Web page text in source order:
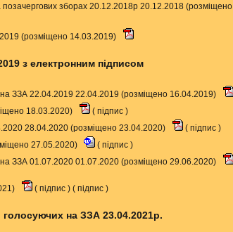
позачергових зборах 20.12.2018р 20.12.2018 (розміщено
(розміщено 14.03.2019)
з електронним підписом
на ЗЗА 22.04.2019 22.04.2019 (розміщено 16.04.2019)
18.03.2020)
( підпис )
28.04.2020 (розміщено 23.04.2020)
( підпис )
27.05.2020)
( підпис )
на ЗЗА 01.07.2020 01.07.2020 (розміщено 29.06.2020)
( підпис ) ( підпис )
голосуючих на ЗЗА 23.04.2021р.